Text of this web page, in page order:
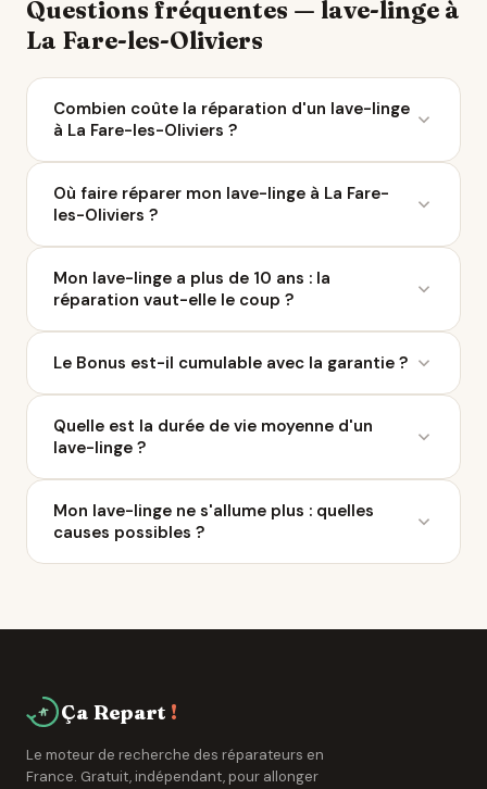
Questions fréquentes — lave-linge à
La Fare-les-Oliviers
Combien coûte la réparation d'un lave-linge
à La Fare-les-Oliviers ?
entre 50 et 200 € selon la panne. À La Fare-les-
Oliviers, 9 réparateurs sont référencés sur Ça Repart.
Avec le Bonus Réparation, vous économisez jusqu'à
0 € chez un professionnel labellisé QualiRépar.
Où faire réparer mon lave-linge à La Fare-
les-Oliviers ?
Fare-les-Oliviers et dans un rayon de 10 km.
Parcourez la liste ci-dessus pour comparer les avis
Google, les labels QualiRépar, et contacter le
professionnel le plus proche.
Mon lave-linge a plus de 10 ans : la
réparation vaut-elle le coup ?
neuf, elle est généralement rentable. Un réparateur
de La Fare-les-Oliviers peut vous donner un avis
honnête avant intervention.
Le Bonus est-il cumulable avec la garantie ?
garantie constructeur. Si votre lave-linge est encore
sous garantie, la réparation est prise en charge
gratuitement par le fabricant.
Quelle est la durée de vie moyenne d'un
lave-linge ?
l'ADEME. Une réparation bien réalisée peut prolonger
cette durée de 3 à 7 ans supplémentaires.
Mon lave-linge ne s'allume plus : quelles
causes possibles ?
professionnel de La Fare-les-Oliviers peut
Ça Repart !
Le moteur de recherche des réparateurs en
France. Gratuit, indépendant, pour allonger